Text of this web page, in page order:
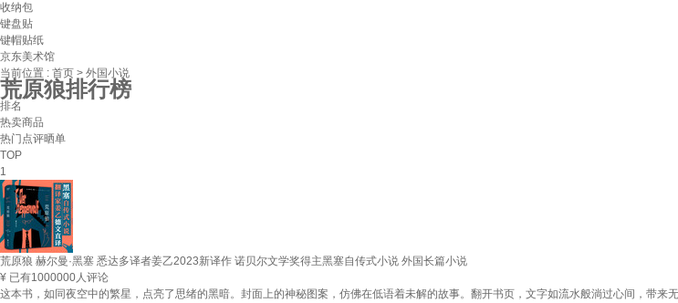
收纳包
键盘贴
键帽贴纸
京东美术馆
当前位置 : 首页 > 外国小说
荒原狼排行榜
排名
热卖商品
热门点评晒单
TOP
1
荒原狼 赫尔曼·黑塞 悉达多译者姜乙2023新译作 诺贝尔文学奖得主黑塞自传式小说 外国长篇小说
¥ 已有1000000人评论
这本书，如同夜空中的繁星，点亮了思绪的黑暗。封面上的神秘图案，仿佛在低语着未解的故事。翻开书页，文字如流水般淌过心间，带